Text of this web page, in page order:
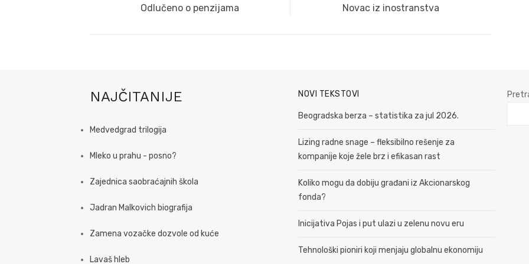
navigation
Previous
Odlučeno o penzijama
Next
Novac iz inostranstva
NAJČITANIJE
Medvedgrad trilogija
Mleko u prahu - posno?
Zajednica saobraćajnih škola
Jadran Malkovich biografija
Zamena vozačke dozvole od kuće
Lavaš hleb
NOVI TEKSTOVI
Beogradska berza – statistika za jul 2026.
Lizing radne snage – fleksibilno rešenje za
kompanije koje žele brz i efikasan rast
Koliko mogu da dobiju građani iz Akcionarskog
fonda?
Inicijativa Pojas i put ulazi u zelenu novu eru
Tehnološki pioniri koji menjaju globalnu ekonomiju